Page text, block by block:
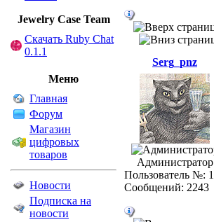
Jewelry Сase Team
Скачать Ruby Chat
0.1.1
Меню
Главная
Форум
Магазин
цифровых
товаров
Новости
Подписка на
новости
Serg_pnz
Администратор
Пользователь №: 1
Сообщений: 2243